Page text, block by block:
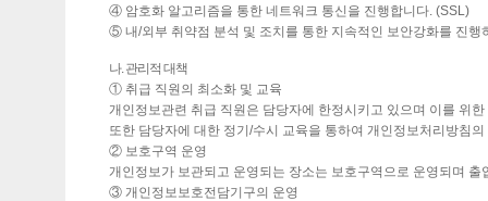
④ 암호화 알고리즘을 통한 네트워크 통신을 진행합니다. (SSL)
⑤ 내/외부 취약점 분석 및 조치를 통한 지속적인 보안강화를 진행
나. 관리적 대책
① 취급 직원의 최소화 및 교육
개인정보관련 취급 직원은 담당자에 한정시키고 있으며 이를 위
또한 담당자에 대한 정기/수시 교육을 통하여 개인정보처리방침
② 보호구역 운영
개인정보가 보관되고 운영되는 장소는 보호구역으로 운영되며 출
③ 개인정보보호전담기구의 운영